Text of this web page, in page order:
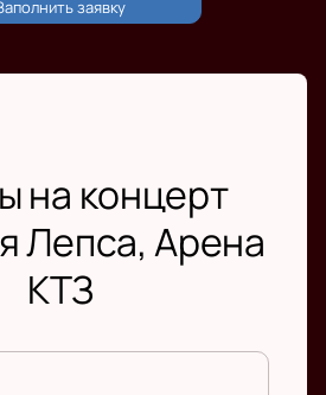
на концерт
Лепса, Арена
КТЗ